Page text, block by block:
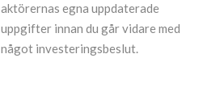
aktörernas egna uppdaterade
uppgifter innan du går vidare med
något investeringsbeslut.